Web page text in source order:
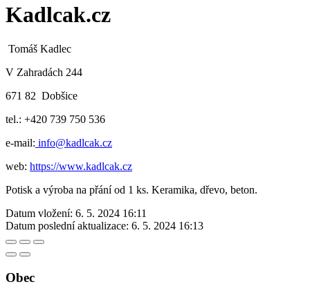
Kadlcak.cz
Tomáš Kadlec
V Zahradách 244
671 82 Dobšice
tel.: +420 739 750 536
e-mail: info@kadlcak.cz
web: https://www.kadlcak.cz
Potisk a výroba na přání od 1 ks. Keramika, dřevo, beton.
Datum vložení: 6. 5. 2024 16:11
Datum poslední aktualizace: 6. 5. 2024 16:13
Obec